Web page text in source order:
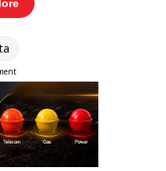
का खेल बेनकाब! 9
कार्रवाई
में प्रस्ताव पारित
महिलाओं को संसद और